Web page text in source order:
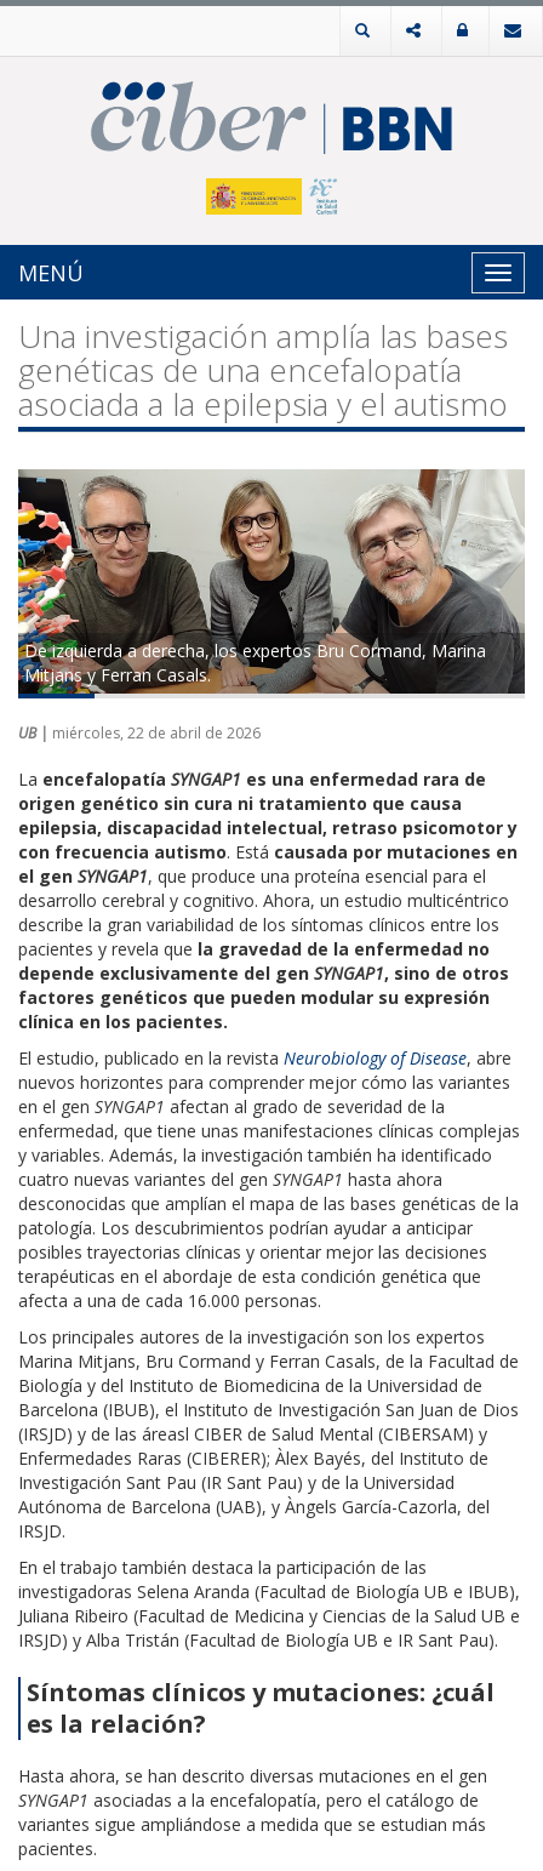
MENÚ
Una investigación amplía las bases
genéticas de una encefalopatía
asociada a la epilepsia y el autismo
De izquierda a derecha, los expertos Bru Cormand, Marina
Mitjans y Ferran Casals.
UB | miércoles, 22 de abril de 2026
La encefalopatía SYNGAP1 es una enfermedad rara de
origen genético sin cura ni tratamiento que causa
epilepsia, discapacidad intelectual, retraso psicomotor y
con frecuencia autismo. Está causada por mutaciones en
el gen SYNGAP1, que produce una proteína esencial para el
desarrollo cerebral y cognitivo. Ahora, un estudio multicéntrico
describe la gran variabilidad de los síntomas clínicos entre los
pacientes y revela que la gravedad de la enfermedad no
depende exclusivamente del gen SYNGAP1, sino de otros
factores genéticos que pueden modular su expresión
clínica en los pacientes.
El estudio, publicado en la revista Neurobiology of Disease, abre
nuevos horizontes para comprender mejor cómo las variantes
en el gen SYNGAP1 afectan al grado de severidad de la
enfermedad, que tiene unas manifestaciones clínicas complejas
y variables. Además, la investigación también ha identificado
cuatro nuevas variantes del gen SYNGAP1 hasta ahora
desconocidas que amplían el mapa de las bases genéticas de la
patología. Los descubrimientos podrían ayudar a anticipar
posibles trayectorias clínicas y orientar mejor las decisiones
terapéuticas en el abordaje de esta condición genética que
afecta a una de cada 16.000 personas.
Los principales autores de la investigación son los expertos
Marina Mitjans, Bru Cormand y Ferran Casals, de la Facultad de
Biología y del Instituto de Biomedicina de la Universidad de
Barcelona (IBUB), el Instituto de Investigación San Juan de Dios
(IRSJD) y de las áreasl CIBER de Salud Mental (CIBERSAM) y
Enfermedades Raras (CIBERER); Àlex Bayés, del Instituto de
Investigación Sant Pau (IR Sant Pau) y de la Universidad
Autónoma de Barcelona (UAB), y Àngels García-Cazorla, del
IRSJD.
En el trabajo también destaca la participación de las
investigadoras Selena Aranda (Facultad de Biología UB e IBUB),
Juliana Ribeiro (Facultad de Medicina y Ciencias de la Salud UB e
IRSJD) y Alba Tristán (Facultad de Biología UB e IR Sant Pau).
Síntomas clínicos y mutaciones: ¿cuál
es la relación?
Hasta ahora, se han descrito diversas mutaciones en el gen
SYNGAP1 asociadas a la encefalopatía, pero el catálogo de
variantes sigue ampliándose a medida que se estudian más
pacientes.